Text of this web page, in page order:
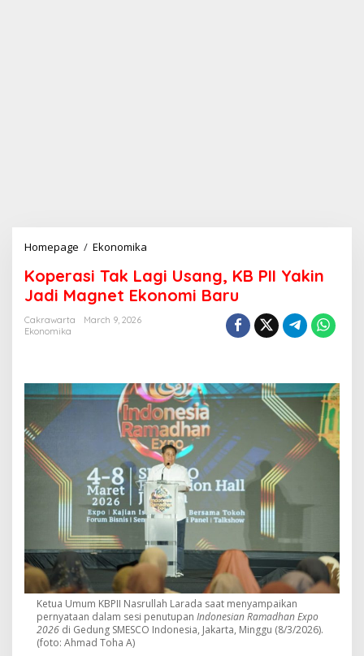
Homepage / Ekonomika
p
e
r
k
L
a
g
i
U
s
a
n
,
K
B
I
I
Y
Koperasi Tak Lagi Usang, KB PII Yakin
Jadi Magnet Ekonomi Baru
Cakrawarta
March 9, 2026
Ekonomika
Ketua Umum KBPII Nasrullah Larada saat menyampaikan
pernyataan dalam sesi penutupan Indonesian Ramadhan Expo
2026 di Gedung SMESCO Indonesia, Jakarta, Minggu (8/3/2026).
(foto: Ahmad Toha A)